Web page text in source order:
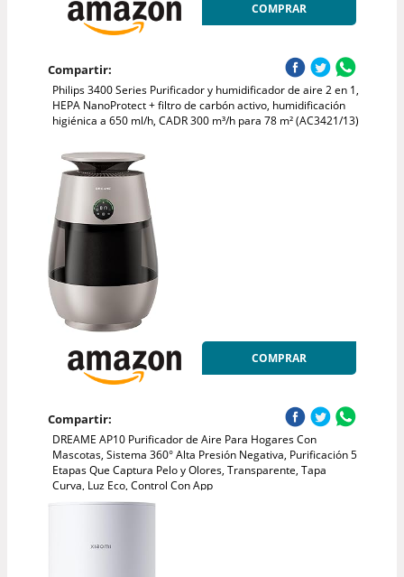
COMPRAR
Compartir:
Philips 3400 Series Purificador y humidificador de aire 2 en 1,
HEPA NanoProtect + filtro de carbón activo, humidificación
higiénica a 650 ml/h, CADR 300 m³/h para 78 m² (AC3421/13)
COMPRAR
Compartir:
DREAME AP10 Purificador de Aire Para Hogares Con
Mascotas, Sistema 360° Alta Presión Negativa, Purificación 5
Etapas Que Captura Pelo y Olores, Transparente, Tapa
Curva, Luz Eco, Control Con App